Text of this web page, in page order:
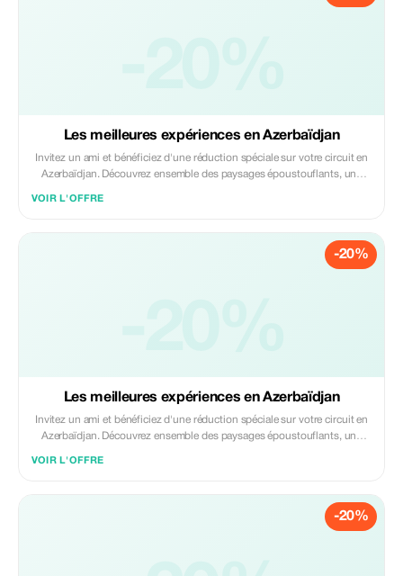
Les meilleures expériences en Azerbaïdjan
Invitez un ami et bénéficiez d'une réduction spéciale sur votre circuit en
Azerbaïdjan. Découvrez ensemble des paysages époustouflants, une
VOIR L'OFFRE
-20%
Les meilleures expériences en Azerbaïdjan
Invitez un ami et bénéficiez d'une réduction spéciale sur votre circuit en
Azerbaïdjan. Découvrez ensemble des paysages époustouflants, une
VOIR L'OFFRE
-20%